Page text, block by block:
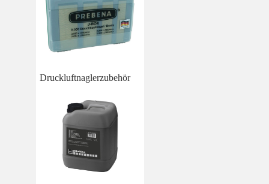
Druckluftnaglerzubehör